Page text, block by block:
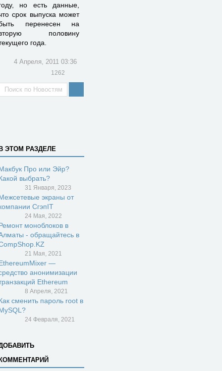
но есть данные,
срок выпуска может
перенесен на
половину
года.
4 Апреля, 2011 03:36
1262
ЭТОМ РАЗДЕЛЕ
Про или Эйр?
выбрать?
31 Января, 2023
экраны от
СгэпIT
24 Мая, 2022
моноблоков в
- обращайтесь в
21 Мая, 2021
—
анонимизации
Ethereum
8 Апреля, 2021
сменить пароль root в
24 Февраля, 2021